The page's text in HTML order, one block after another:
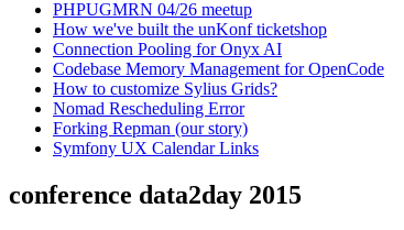
PHPUGMRN 04/26 meetup
How we've built the unKonf ticketshop
Connection Pooling for Onyx AI
Codebase Memory Management for OpenCode
How to customize Sylius Grids?
Nomad Rescheduling Error
Forking Repman (our story)
Symfony UX Calendar Links
conference data2day 2015